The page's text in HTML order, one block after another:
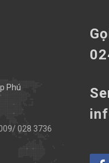
Phú
028 3736